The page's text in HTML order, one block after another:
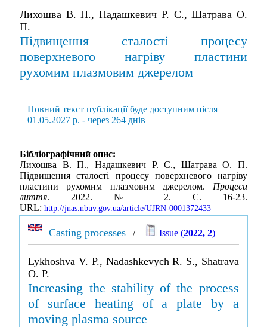
Лихошва В. П., Надашкевич Р. С., Шатрава О.
П.
Пiдвищення сталості процесу
поверхневого нагріву пластини
рухомим плазмовим джерелом
Повний текст публікації буде доступним після
01.05.2027 р. - через 264 днів
Бібліографічний опис:
Лихошва В. П., Надашкевич Р. С., Шатрава О. П.
Пiдвищення сталості процесу поверхневого нагріву
пластини рухомим плазмовим джерелом. Процеси
лиття. 2022. № 2. С. 16-23.
URL: http://jnas.nbuv.gov.ua/article/UJRN-0001372433
Casting processes / Issue (2022, 2)
Lykhoshva V. P., Nadashkevych R. S., Shatrava
O. P.
Increasing the stability of the process
of surface heating of a plate by a
moving plasma source